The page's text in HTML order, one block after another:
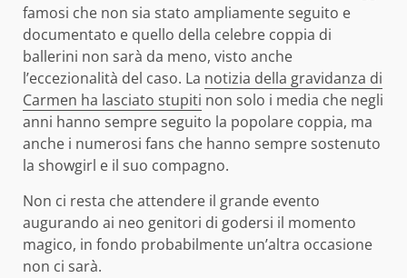
famosi che non sia stato ampliamente seguito e
documentato e quello della celebre coppia di
ballerini non sarà da meno, visto anche
l’eccezionalità del caso. La notizia della gravidanza di
Carmen ha lasciato stupiti non solo i media che negli
anni hanno sempre seguito la popolare coppia, ma
anche i numerosi fans che hanno sempre sostenuto
la showgirl e il suo compagno.
Non ci resta che attendere il grande evento
augurando ai neo genitori di godersi il momento
magico, in fondo probabilmente un’altra occasione
non ci sarà.